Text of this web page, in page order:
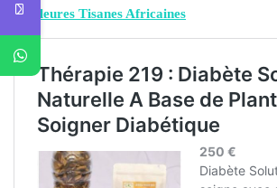
Meilleures Tisanes Africaines